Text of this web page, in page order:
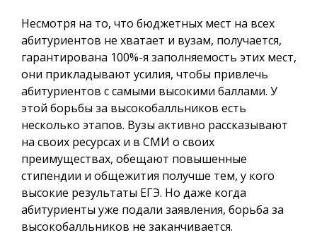
Несмотря на то, что бюджетных мест на всех
абитуриентов не хватает и вузам, получается,
гарантирована 100%-я заполняемость этих мест,
они прикладывают усилия, чтобы привлечь
абитуриентов с самыми высокими баллами. У
этой борьбы за высокобалльников есть
несколько этапов. Вузы активно рассказывают
на своих ресурсах и в СМИ о своих
преимуществах, обещают повышенные
стипендии и общежития получше тем, у кого
высокие результаты ЕГЭ. Но даже когда
абитуриенты уже подали заявления, борьба за
высокобалльников не заканчивается.